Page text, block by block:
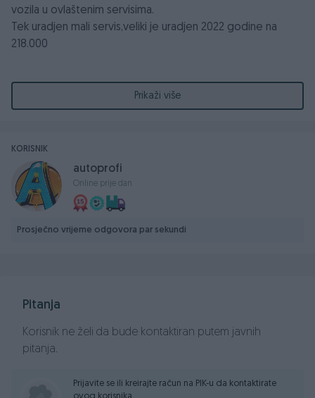
vozila u ovlaštenim servisima.
Tek uradjen mali servis,veliki je uradjen 2022 godine na
218.000
-Dva code ključa od auta
-Naslon za ruku naprijed i nazad
-AUX ulaz za vanjske audio uređaje
-Automatski dvozonski klima uređaj
-2x Električni podizači
Prikaži više
KORISNIK
autoprofi
Online prije dan
Prosječno vrijeme odgovora par sekundi
Pitanja
Korisnik ne želi da bude kontaktiran putem javnih
pitanja.
Prijavite se ili kreirajte račun na PIK-u da kontaktirate